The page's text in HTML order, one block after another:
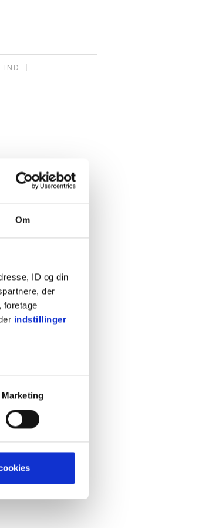
Om
ID og din
der
foretage
indstillinger
på vores
så vi
af cookies
Marketing
IND